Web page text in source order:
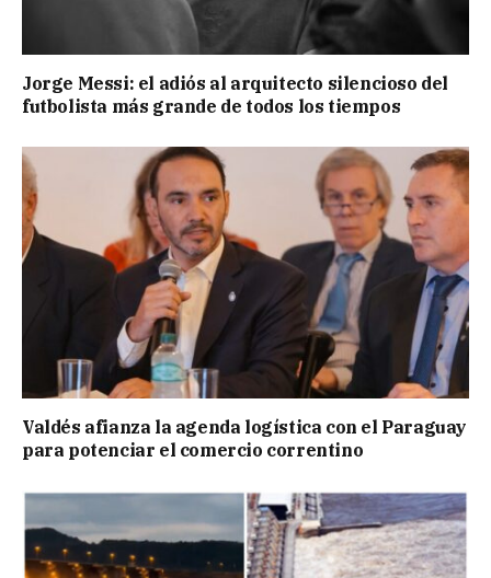
Jorge Messi: el adiós al arquitecto silencioso del
futbolista más grande de todos los tiempos
Valdés afianza la agenda logística con el Paraguay
para potenciar el comercio correntino